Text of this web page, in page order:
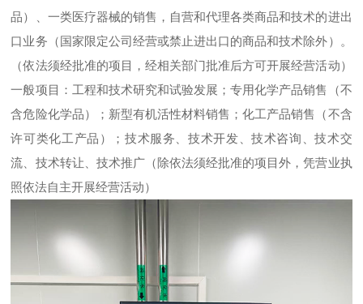
品）、一类医疗器械的销售，自营和代理各类商品和技术的进出
口业务（国家限定公司经营或禁止进出口的商品和技术除外）。
（依法须经批准的项目，经相关部门批准后方可开展经营活动）
一般项目：工程和技术研究和试验发展；专用化学产品销售（不
含危险化学品）；新型有机活性材料销售；化工产品销售（不含
许可类化工产品）；技术服务、技术开发、技术咨询、技术交
流、技术转让、技术推广（除依法须经批准的项目外，凭营业执
照依法自主开展经营活动）